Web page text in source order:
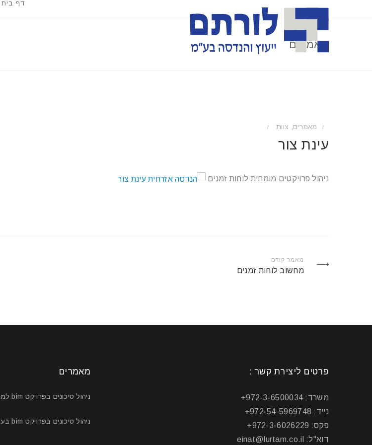
דף בית
מאמרים
/ מאמרים, צוות /
עינת צור
ניהול פרויקטים מומחית לוחות זמנים
מאמר קודם
מחשוב לוחות זמנים
פרטים ליצירת קשר :
משרד: 972-3-6500034+
נייד: 972-54-5969748+
פקס: 972-3-6026229+
דוא"ל: einat@lurtam.co.il
מאמרים
ניהול סיכונים בפרויקט bim למניעת טעויות מראש
ניהול סיכונים בפרויקט bim בעזרת חברת ייעוץ והנדסה